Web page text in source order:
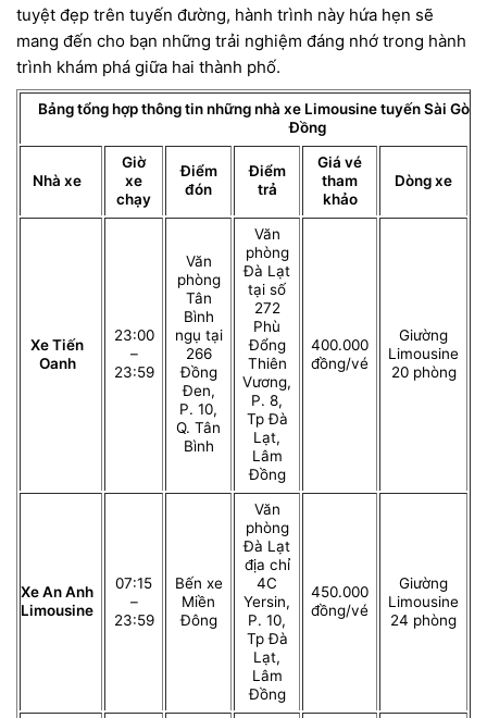
tuyệt đẹp trên tuyến đường, hành trình này hứa hẹn sẽ
mang đến cho bạn những trải nghiệm đáng nhớ trong hành
trình khám phá giữa hai thành phố.
Bảng tổng hợp thông tin những nhà xe Limousine tuyến Sài Gòn
Đồng
Nhà xe
Giờ
xe
chạy
Điểm
đón
Điểm
trả
Giá vé
tham
khảo
Dòng xe
Xe Tiến
Oanh
23:00
–
23:59
Văn
phòng
Tân
Bình
ngụ tại
266
Đồng
Đen,
P. 10,
Q. Tân
Bình
Văn
phòng
Đà Lạt
tại số
272
Phù
Đổng
Thiên
Vương,
P. 8,
Tp Đà
Lạt,
Lâm
Đồng
400.000
đồng/vé
Giường
Limousine
20 phòng
Xe An Anh
Limousine
07:15
–
23:59
Bến xe
Miền
Đông
Văn
phòng
Đà Lạt
địa chỉ
4C
Yersin,
P. 10,
Tp Đà
Lạt,
Lâm
Đồng
450.000
đồng/vé
Giường
Limousine
24 phòng